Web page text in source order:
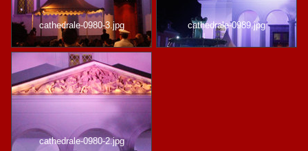
cathedrale-0980-3.jpg cathedrale-0989.jpg
cathedrale-0980-2.jpg